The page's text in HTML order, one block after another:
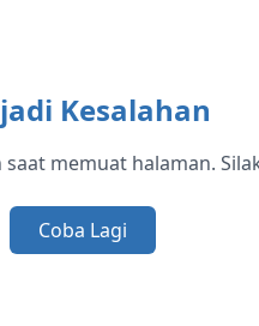
Kesalahan
memuat halaman.
Coba Lagi